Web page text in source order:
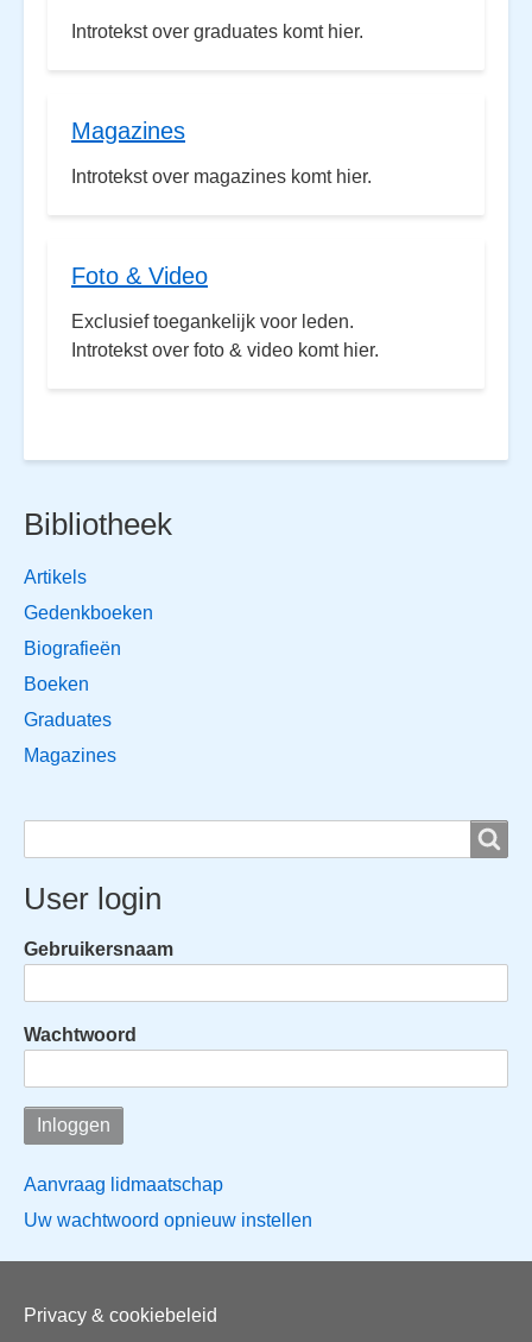
Introtekst over graduates komt hier.
Magazines
Introtekst over magazines komt hier.
Foto & Video
Exclusief toegankelijk voor leden.
Introtekst over foto & video komt hier.
Bibliotheek
Artikels
Gedenkboeken
Biografieën
Boeken
Graduates
Magazines
User login
Gebruikersnaam
Wachtwoord
Aanvraag lidmaatschap
Uw wachtwoord opnieuw instellen
Voet
Privacy & cookiebeleid